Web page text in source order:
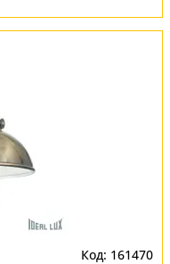
161470